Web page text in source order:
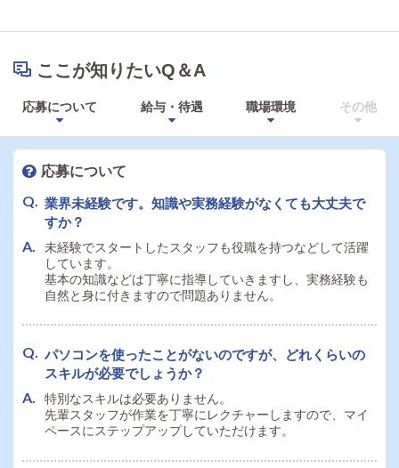
ここが知りたいQ＆A
応募について 給与・待遇 職場環境 その他
応募について
業界未経験です。知識や実務経験がなくても大丈夫で
すか？
未経験でスタートしたスタッフも役職を持つなどして活躍
しています。
基本の知識などは丁寧に指導していきますし、実務経験も
自然と身に付きますので問題ありません。
パソコンを使ったことがないのですが、どれくらいの
スキルが必要でしょうか？
特別なスキルは必要ありません。
先輩スタッフが作業を丁寧にレクチャーしますので、マイ
ペースにステップアップしていただけます。